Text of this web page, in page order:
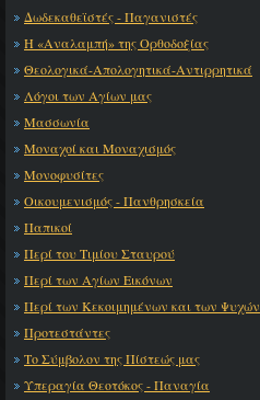
Δωδεκαθεϊστές - Παγανιστές
Η «Αναλαμπή» της Ορθοδοξίας
Θεολογικά-Απολογητικά-Αντιρρητικά
Λόγοι των Αγίων μας
Μασσωνία
Μοναχοί και Μοναχισμός
Μονοφυσίτες
Οικουμενισμός - Πανθρησκεία
Παπικοί
Περί του Τιμίου Σταυρού
Περί των Αγίων Εικόνων
Περί των Κεκοιμημένων και των Ψυχών
Προτεστάντες
Το Σύμβολον της Πίστεώς μας
Υπεραγία Θεοτόκος - Παναγία